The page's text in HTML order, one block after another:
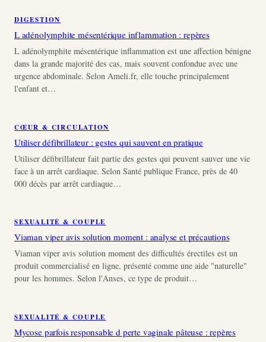
DIGESTION
L adénolymphite mésentérique inflammation : repères
L adénolymphite mésentérique inflammation est une affection bénigne
dans la grande majorité des cas, mais souvent confondue avec une
urgence abdominale. Selon Ameli.fr, elle touche principalement
l'enfant et…
CŒUR & CIRCULATION
Utiliser défibrillateur : gestes qui sauvent en pratique
Utiliser défibrillateur fait partie des gestes qui peuvent sauver une vie
face à un arrêt cardiaque. Selon Santé publique France, près de 40
000 décès par arrêt cardiaque…
SEXUALITÉ & COUPLE
Viaman viper avis solution moment : analyse et précautions
Viaman viper avis solution moment des difficultés érectiles est un
produit commercialisé en ligne, présenté comme une aide "naturelle"
pour les hommes. Selon l'Anses, ce type de produit…
SEXUALITÉ & COUPLE
Mycose parfois responsable d perte vaginale pâteuse : repères